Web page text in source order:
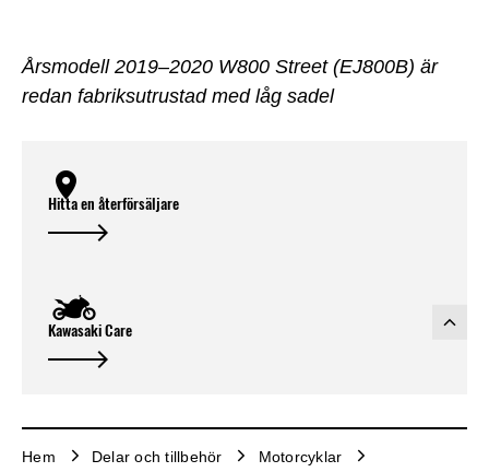
Årsmodell 2019–2020 W800 Street (EJ800B) är
redan fabriksutrustad med låg sadel
Hitta en återförsäljare
Kawasaki Care
Hem Delar och tillbehör
Motorcyklar